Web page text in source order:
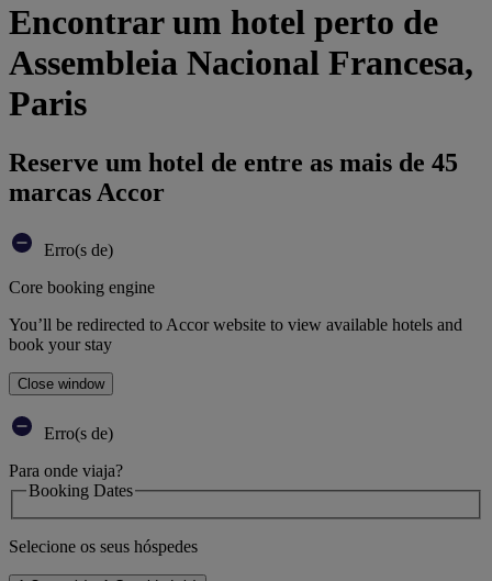
Encontrar um hotel perto de
Assembleia Nacional Francesa,
Paris
Reserve um hotel de entre as mais de 45
marcas Accor
Erro(s de)
Core booking engine
You’ll be redirected to Accor website to view available hotels and
book your stay
Close window
Erro(s de)
Para onde viaja?
Booking Dates
Selecione os seus hóspedes